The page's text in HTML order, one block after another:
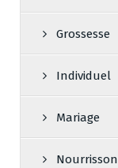
Grossesse
Individuel
Mariage
Nourrisson